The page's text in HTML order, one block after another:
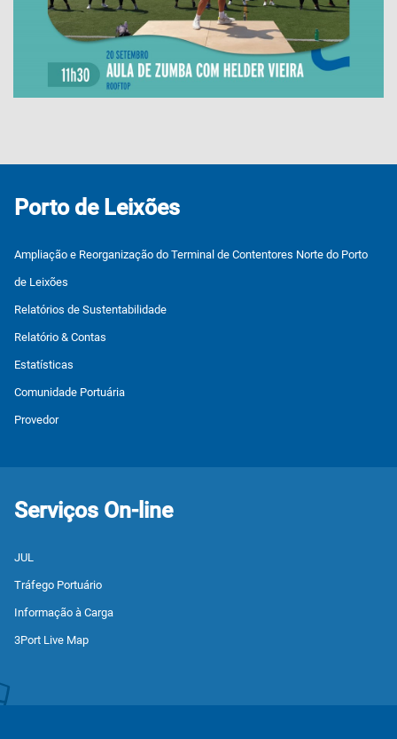
Porto de Leixões
Ampliação e Reorganização do Terminal de Contentores Norte do Porto
de Leixões
Relatórios de Sustentabilidade
Relatório & Contas
Estatísticas
Comunidade Portuária
Provedor
Serviços On-line
JUL
Tráfego Portuário
Informação à Carga
3Port Live Map